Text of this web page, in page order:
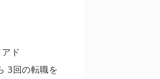
アド
3回の転職を